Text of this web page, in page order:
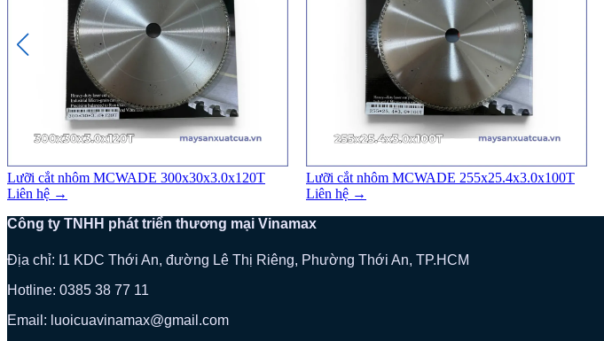
Lưỡi cắt nhôm MCWADE 300x30x3.0x120T
Liên hệ →
Lưỡi cắt nhôm MCWADE 255x25.4x3.0x100T
Liên hệ →
Công ty TNHH phát triển thương mại Vinamax
Địa chỉ: I1 KDC Thới An, đường Lê Thị Riêng, Phường Thới An, TP.HCM
Hotline: 0385 38 77 11
Email: luoicuavinamax@gmail.com